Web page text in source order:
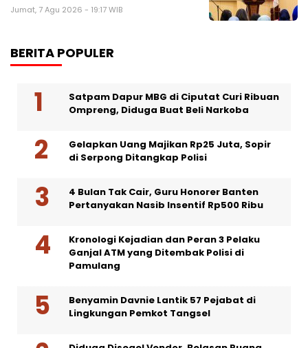
Jumat, 7 Agu 2026 - 19:17 WIB
BERITA POPULER
Satpam Dapur MBG di Ciputat Curi Ribuan
Ompreng, Diduga Buat Beli Narkoba
Gelapkan Uang Majikan Rp25 Juta, Sopir
di Serpong Ditangkap Polisi
4 Bulan Tak Cair, Guru Honorer Banten
Pertanyakan Nasib Insentif Rp500 Ribu
Kronologi Kejadian dan Peran 3 Pelaku
Ganjal ATM yang Ditembak Polisi di
Pamulang
Benyamin Davnie Lantik 57 Pejabat di
Lingkungan Pemkot Tangsel